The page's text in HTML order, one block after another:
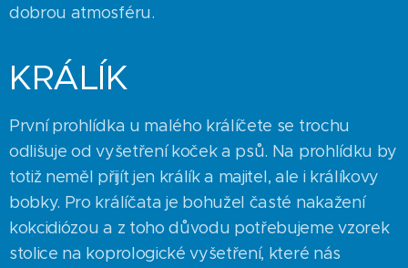
dobrou atmosféru.
KRÁLÍK
První prohlídka u malého králíčete se trochu
odlišuje od vyšetření koček a psů. Na prohlídku by
totiž neměl přijít jen králík a majitel, ale i králíkovy
bobky. Pro králíčata je bohužel časté nakažení
kokcidiózou a z toho důvodu potřebujeme vzorek
stolice na koprologické vyšetření, které nás